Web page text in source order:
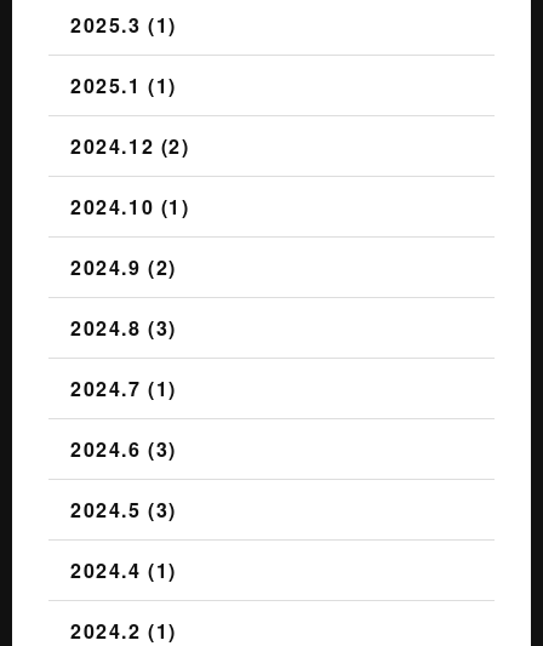
2025.3 (1)
2025.1 (1)
2024.12 (2)
2024.10 (1)
2024.9 (2)
2024.8 (3)
2024.7 (1)
2024.6 (3)
2024.5 (3)
2024.4 (1)
2024.2 (1)